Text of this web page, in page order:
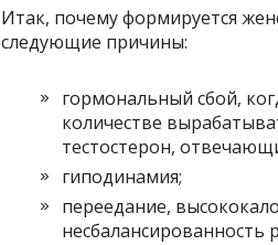
Итак, почему формируется
следующие причины:
гормональный сбой,
количестве
тестостерон,
гиподинамия;
переедание,
несбалансированность